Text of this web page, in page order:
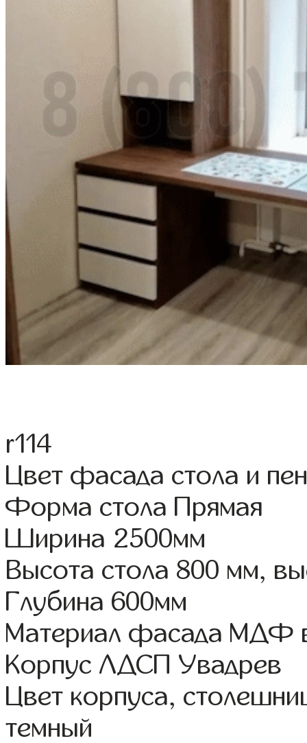
r114
Цвет фасада стола и
Форма стола Прямая
Ширина 2500мм
Высота стола 800 мм,
Глубина 600мм
Материал фасада МДФ
Корпус ЛДСП Увадрев
Цвет корпуса,
темный